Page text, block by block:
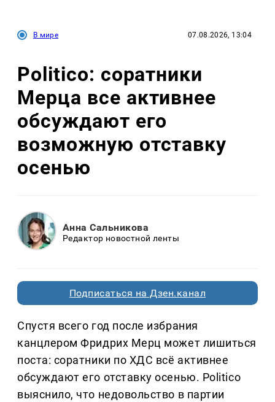
В мире 07.08.2026, 13:04
Politico: соратники
Мерца все активнее
обсуждают его
возможную отставку
осенью
Анна Сальникова
Редактор новостной ленты
Подписаться на Дзен.канал
Спустя всего год после избрания
канцлером Фридрих Мерц может лишиться
поста: соратники по ХДС всё активнее
обсуждают его отставку осенью. Politico
выяснило, что недовольство в партии